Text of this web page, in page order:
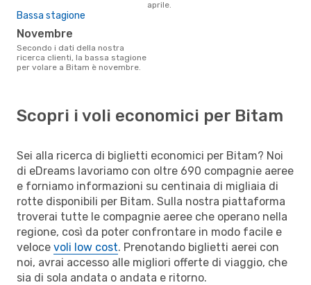
aprile.
Bassa stagione
novembre
Secondo i dati della nostra
ricerca clienti, la bassa stagione
per volare a Bitam è novembre.
Scopri i voli economici per Bitam
Sei alla ricerca di biglietti economici per Bitam? Noi
di eDreams lavoriamo con oltre 690 compagnie aeree
e forniamo informazioni su centinaia di migliaia di
rotte disponibili per Bitam. Sulla nostra piattaforma
troverai tutte le compagnie aeree che operano nella
regione, così da poter confrontare in modo facile e
veloce voli low cost. Prenotando biglietti aerei con
noi, avrai accesso alle migliori offerte di viaggio, che
sia di sola andata o andata e ritorno.